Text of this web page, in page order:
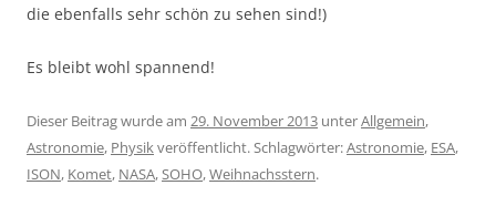
die ebenfalls sehr schön zu sehen sind!)
Es bleibt wohl spannend!
Dieser Beitrag wurde am 29. November 2013 unterAllgemein,
Astronomie, Physikveröffentlicht. Schlagwörter:Astronomie, ESA,
ISON, Komet, NASA,SOHO,Weihnachsstern.